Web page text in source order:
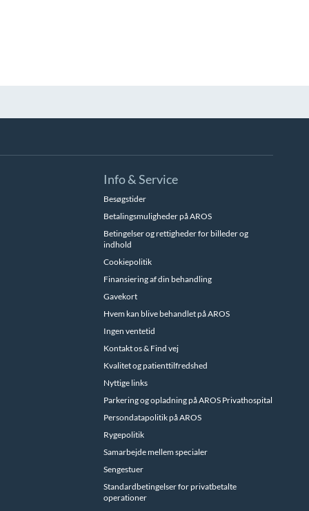
Info & Service
Besøgstider
Betalingsmuligheder på AROS
Betingelser og rettigheder for billeder og
indhold
Cookiepolitik
Finansiering af din behandling
Gavekort
Hvem kan blive behandlet på AROS
Ingen ventetid
Kontakt os & Find vej
Kvalitet og patienttilfredshed
Nyttige links
Parkering og opladning på AROS Privathospital
Persondatapolitik på AROS
Rygepolitik
Samarbejde mellem specialer
Sengestuer
Standardbetingelser for privatbetalte
operationer